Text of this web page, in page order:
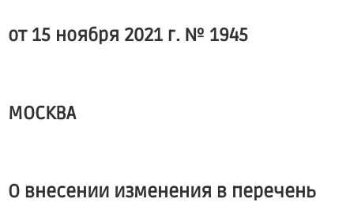
от 15 ноября 2021 г. № 1945
МОСКВА
О внесении изменения в перечень